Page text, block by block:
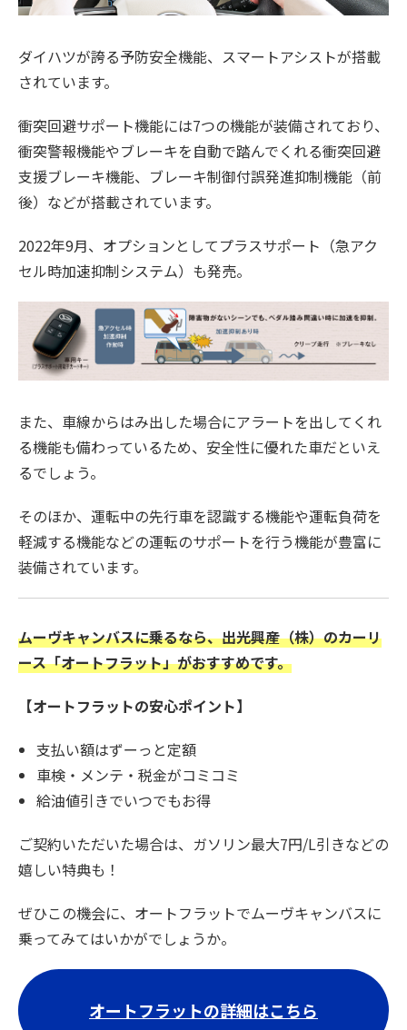
ダイハツが誇る予防安全機能、スマートアシストが搭載
されています。
衝突回避サポート機能には7つの機能が装備されており、
衝突警報機能やブレーキを自動で踏んでくれる衝突回避
支援ブレーキ機能、ブレーキ制御付誤発進抑制機能（前
後）などが搭載されています。
2022年9月、オプションとしてプラスサポート（急アク
セル時加速抑制システム）も発売。
また、車線からはみ出した場合にアラートを出してくれ
る機能も備わっているため、安全性に優れた車だといえ
るでしょう。
そのほか、運転中の先行車を認識する機能や運転負荷を
軽減する機能などの運転のサポートを行う機能が豊富に
装備されています。
ムーヴキャンバスに乗るなら、出光興産（株）のカーリ
ース「オートフラット」がおすすめです。
【オートフラットの安心ポイント】
支払い額はずーっと定額
車検・メンテ・税金がコミコミ
給油値引きでいつでもお得
ご契約いただいた場合は、ガソリン最大7円/L引きなどの
嬉しい特典も！
ぜひこの機会に、オートフラットでムーヴキャンバスに
乗ってみてはいかがでしょうか。
オートフラットの詳細はこちら